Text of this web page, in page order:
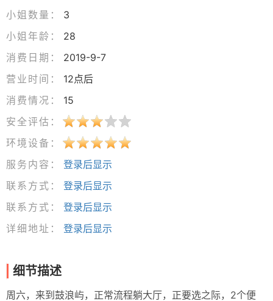
小姐数量：
3
小姐年龄：
28
消费日期：
2019-9-7
营业时间：
12点后
消费情况：
15
安全评估：
环境设备：
服务内容：
登录后显示
联系方式：
登录后显示
联系方式：
登录后显示
详细地址：
登录后显示
细节描述
周六，来到鼓浪屿，正常流程躺大厅，正要选之际，2个便